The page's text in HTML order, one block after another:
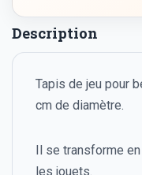
Description
Tapis de jeu pour
cm de diamètre.
Il se transforme
les jouets.